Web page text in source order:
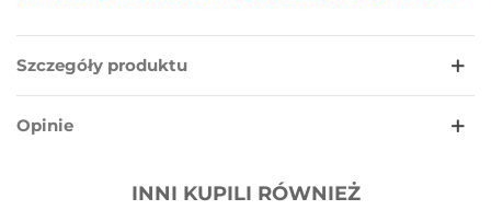
Szczegóły produktu
Opinie
INNI KUPILI RÓWNIEŻ